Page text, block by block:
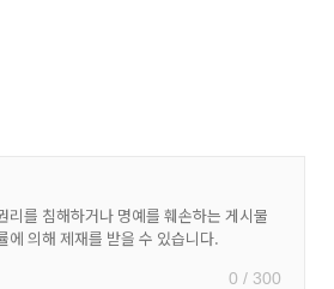
0 / 300